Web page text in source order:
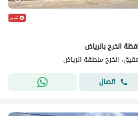
الخرج بالرياض
الخرج منطقة الرياض
اتصال